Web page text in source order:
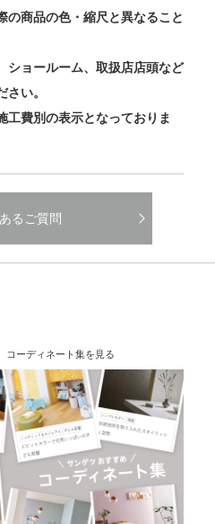
の商品の色・縮尺と異なること
ショールーム、取扱店店頭など
い。
工費別の表示となっておりま
るご質問
コーディネート集を見る